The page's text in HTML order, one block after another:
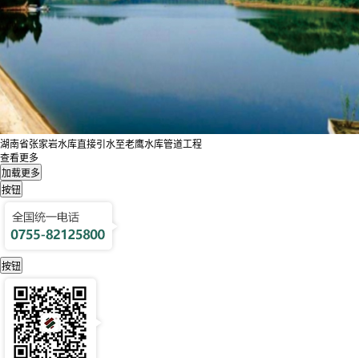
湖南省张家岩水库直接引水至老鹰水库管道工程
查看更多